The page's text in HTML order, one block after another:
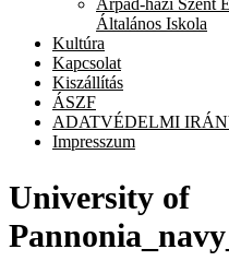
Árpád-házi Szent
Általános Iskola
Kultúra
Kapcsolat
Kiszállítás
ÁSZF
ADATVÉDELMI
Impresszum
University of